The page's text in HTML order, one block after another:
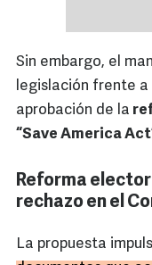
Sin embargo, el
legislación frente
aprobación de la
“Save America
Reforma
rechazo en el
La propuesta